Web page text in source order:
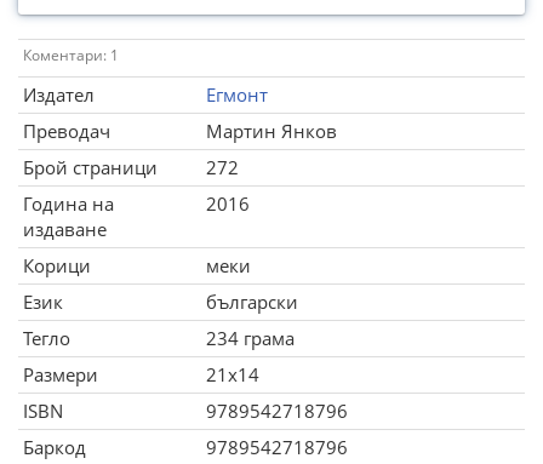
Коментари: 1
Издател
Егмонт
Преводач
Мартин Янков
Брой страници
272
Година на
издаване
2016
Корици
меки
Език
български
Тегло
234 грама
Размери
21x14
ISBN
9789542718796
Баркод
9789542718796